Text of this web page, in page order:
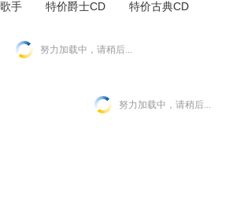
手 特价爵士CD 特价古典CD
努力加载中，请稍后...
努力加载中，请稍后...